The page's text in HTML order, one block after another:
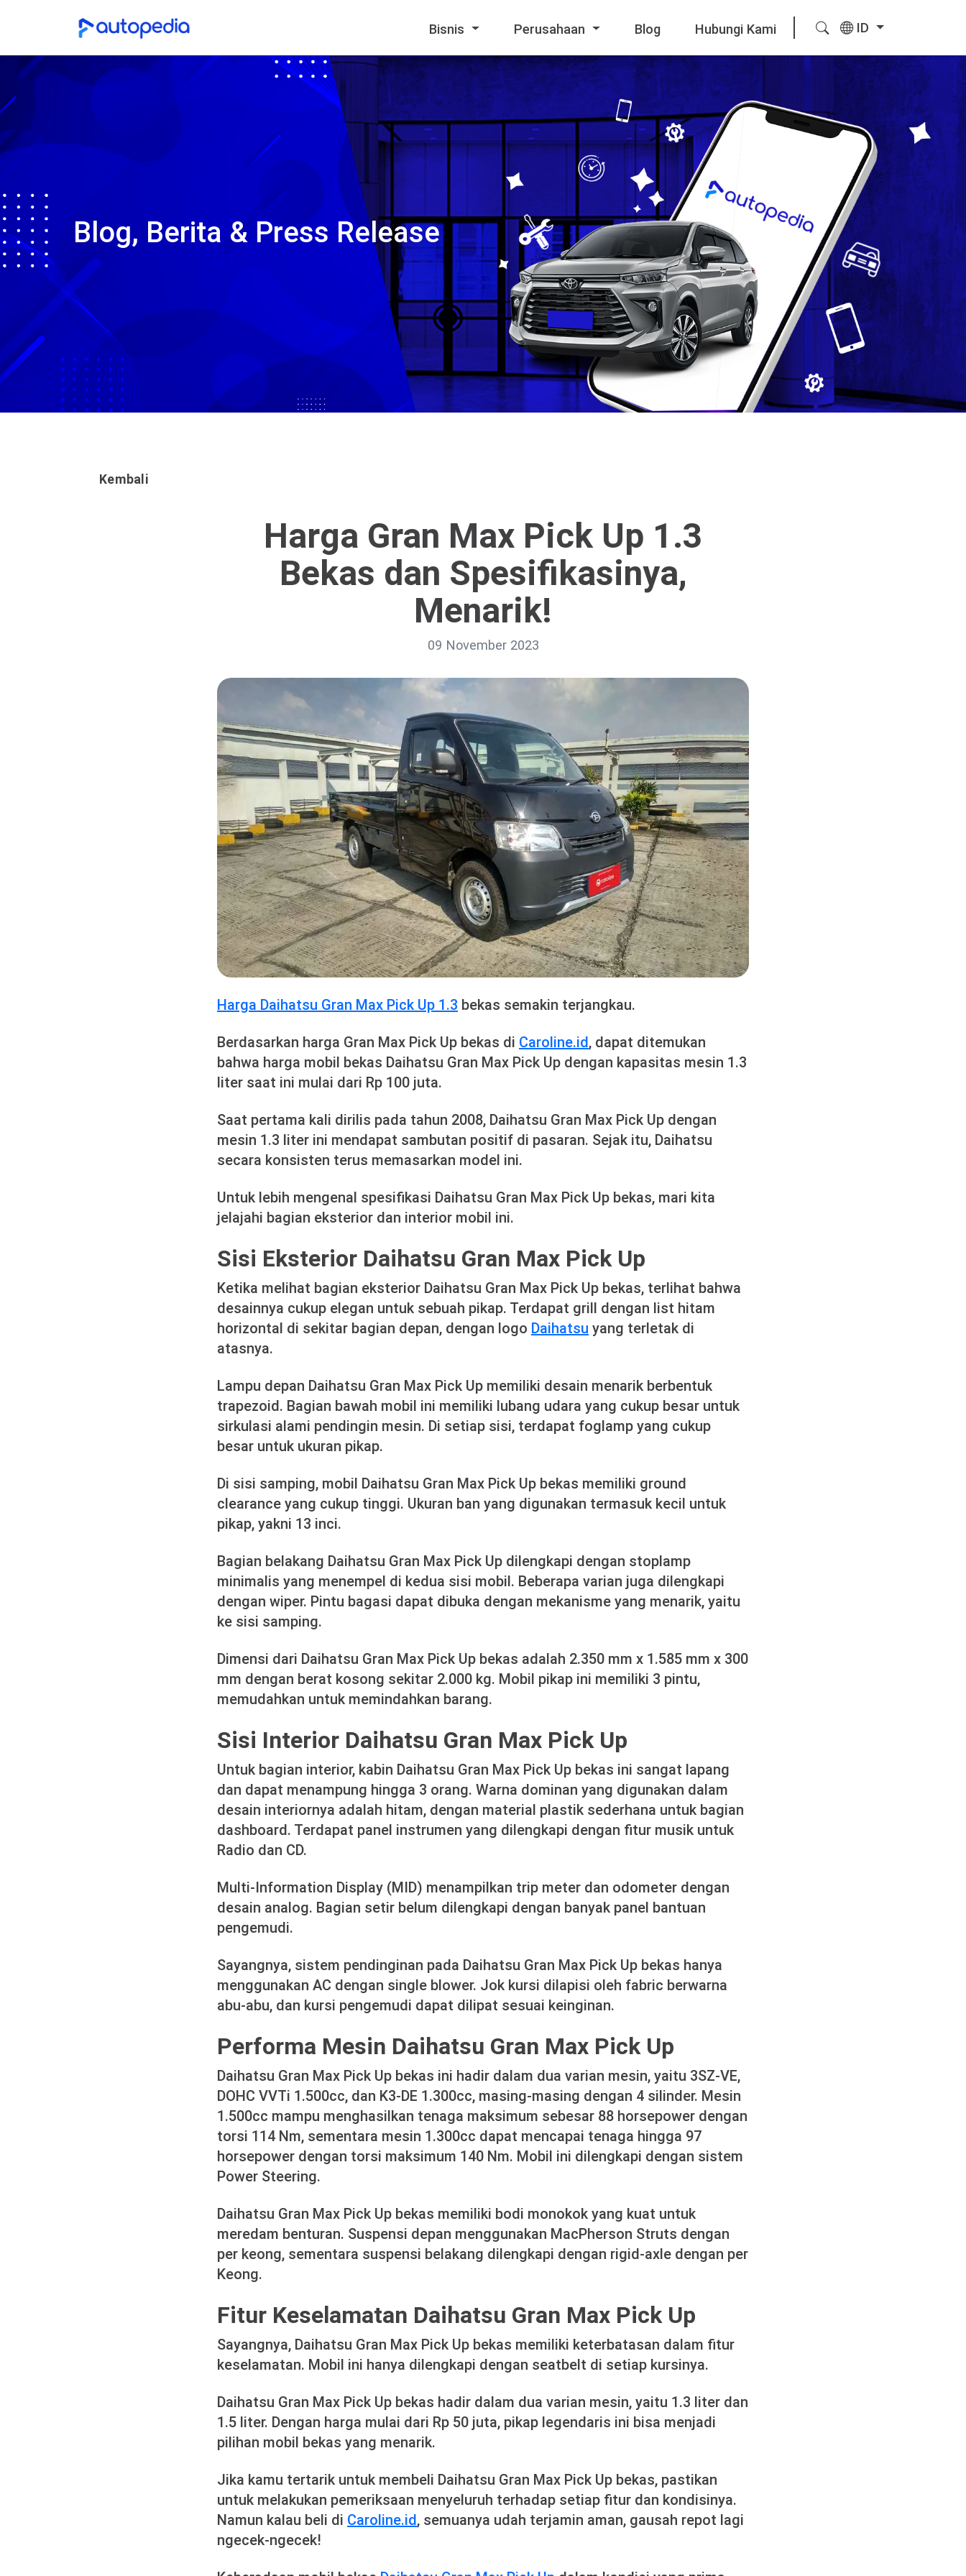
Bisnis Perusahaan Blog Hubungi Kami ID
Blog, Berita & Press Release
Kembali
Harga Gran Max Pick Up 1.3
Bekas dan Spesifikasinya,
Menarik!
09 November 2023
Harga Daihatsu Gran Max Pick Up 1.3 bekas semakin terjangkau.
Berdasarkan harga Gran Max Pick Up bekas di Caroline.id, dapat ditemukan
bahwa harga mobil bekas Daihatsu Gran Max Pick Up dengan kapasitas mesin 1.3
liter saat ini mulai dari Rp 100 juta.
Saat pertama kali dirilis pada tahun 2008, Daihatsu Gran Max Pick Up dengan
mesin 1.3 liter ini mendapat sambutan positif di pasaran. Sejak itu, Daihatsu
secara konsisten terus memasarkan model ini.
Untuk lebih mengenal spesifikasi Daihatsu Gran Max Pick Up bekas, mari kita
jelajahi bagian eksterior dan interior mobil ini.
Sisi Eksterior Daihatsu Gran Max Pick Up
Ketika melihat bagian eksterior Daihatsu Gran Max Pick Up bekas, terlihat bahwa
desainnya cukup elegan untuk sebuah pikap. Terdapat grill dengan list hitam
horizontal di sekitar bagian depan, dengan logo Daihatsu yang terletak di
atasnya.
Lampu depan Daihatsu Gran Max Pick Up memiliki desain menarik berbentuk
trapezoid. Bagian bawah mobil ini memiliki lubang udara yang cukup besar untuk
sirkulasi alami pendingin mesin. Di setiap sisi, terdapat foglamp yang cukup
besar untuk ukuran pikap.
Di sisi samping, mobil Daihatsu Gran Max Pick Up bekas memiliki ground
clearance yang cukup tinggi. Ukuran ban yang digunakan termasuk kecil untuk
pikap, yakni 13 inci.
Bagian belakang Daihatsu Gran Max Pick Up dilengkapi dengan stoplamp
minimalis yang menempel di kedua sisi mobil. Beberapa varian juga dilengkapi
dengan wiper. Pintu bagasi dapat dibuka dengan mekanisme yang menarik, yaitu
ke sisi samping.
Dimensi dari Daihatsu Gran Max Pick Up bekas adalah 2.350 mm x 1.585 mm x 300
mm dengan berat kosong sekitar 2.000 kg. Mobil pikap ini memiliki 3 pintu,
memudahkan untuk memindahkan barang.
Sisi Interior Daihatsu Gran Max Pick Up
Untuk bagian interior, kabin Daihatsu Gran Max Pick Up bekas ini sangat lapang
dan dapat menampung hingga 3 orang. Warna dominan yang digunakan dalam
desain interiornya adalah hitam, dengan material plastik sederhana untuk bagian
dashboard. Terdapat panel instrumen yang dilengkapi dengan fitur musik untuk
Radio dan CD.
Multi-Information Display (MID) menampilkan trip meter dan odometer dengan
desain analog. Bagian setir belum dilengkapi dengan banyak panel bantuan
pengemudi.
Sayangnya, sistem pendinginan pada Daihatsu Gran Max Pick Up bekas hanya
menggunakan AC dengan single blower. Jok kursi dilapisi oleh fabric berwarna
abu-abu, dan kursi pengemudi dapat dilipat sesuai keinginan.
Performa Mesin Daihatsu Gran Max Pick Up
Daihatsu Gran Max Pick Up bekas ini hadir dalam dua varian mesin, yaitu 3SZ-VE,
DOHC VVTi 1.500cc, dan K3-DE 1.300cc, masing-masing dengan 4 silinder. Mesin
1.500cc mampu menghasilkan tenaga maksimum sebesar 88 horsepower dengan
torsi 114 Nm, sementara mesin 1.300cc dapat mencapai tenaga hingga 97
horsepower dengan torsi maksimum 140 Nm. Mobil ini dilengkapi dengan sistem
Power Steering.
Daihatsu Gran Max Pick Up bekas memiliki bodi monokok yang kuat untuk
meredam benturan. Suspensi depan menggunakan MacPherson Struts dengan
per keong, sementara suspensi belakang dilengkapi dengan rigid-axle dengan per
Keong.
Fitur Keselamatan Daihatsu Gran Max Pick Up
Sayangnya, Daihatsu Gran Max Pick Up bekas memiliki keterbatasan dalam fitur
keselamatan. Mobil ini hanya dilengkapi dengan seatbelt di setiap kursinya.
Daihatsu Gran Max Pick Up bekas hadir dalam dua varian mesin, yaitu 1.3 liter dan
1.5 liter. Dengan harga mulai dari Rp 50 juta, pikap legendaris ini bisa menjadi
pilihan mobil bekas yang menarik.
Jika kamu tertarik untuk membeli Daihatsu Gran Max Pick Up bekas, pastikan
untuk melakukan pemeriksaan menyeluruh terhadap setiap fitur dan kondisinya.
Namun kalau beli di Caroline.id, semuanya udah terjamin aman, gausah repot lagi
ngecek-ngecek!